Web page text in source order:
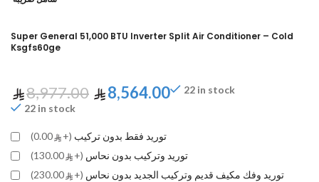
Super General 51,000 BTU Inverter Split Air Conditioner – Cold
Ksgfs60ge
8,977.00 8,564.00
22 in stock
22 in stock
توريد فقط بدون تركيب (+
0.00)
توريد وتركيب بدون نحاس (+
130.00)
توريد وفك مكيف قديم وتركيب الجديد بدون نحاس (+
230.00)